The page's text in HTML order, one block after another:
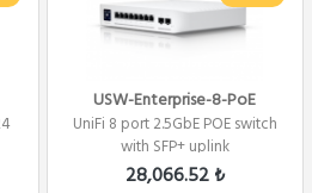
USW-Enterprise-8-PoE
UniFi 8 port 2.5GbE POE switch
with SFP+ uplink
28,066.52 ₺